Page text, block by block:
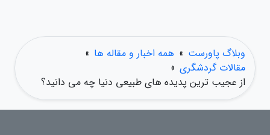
وبلاگ پاورست » همه اخبار و مقاله ها »
مقالات گردشگری »
از عجیب ترین پدیده های طبیعی دنیا چه می دانید؟